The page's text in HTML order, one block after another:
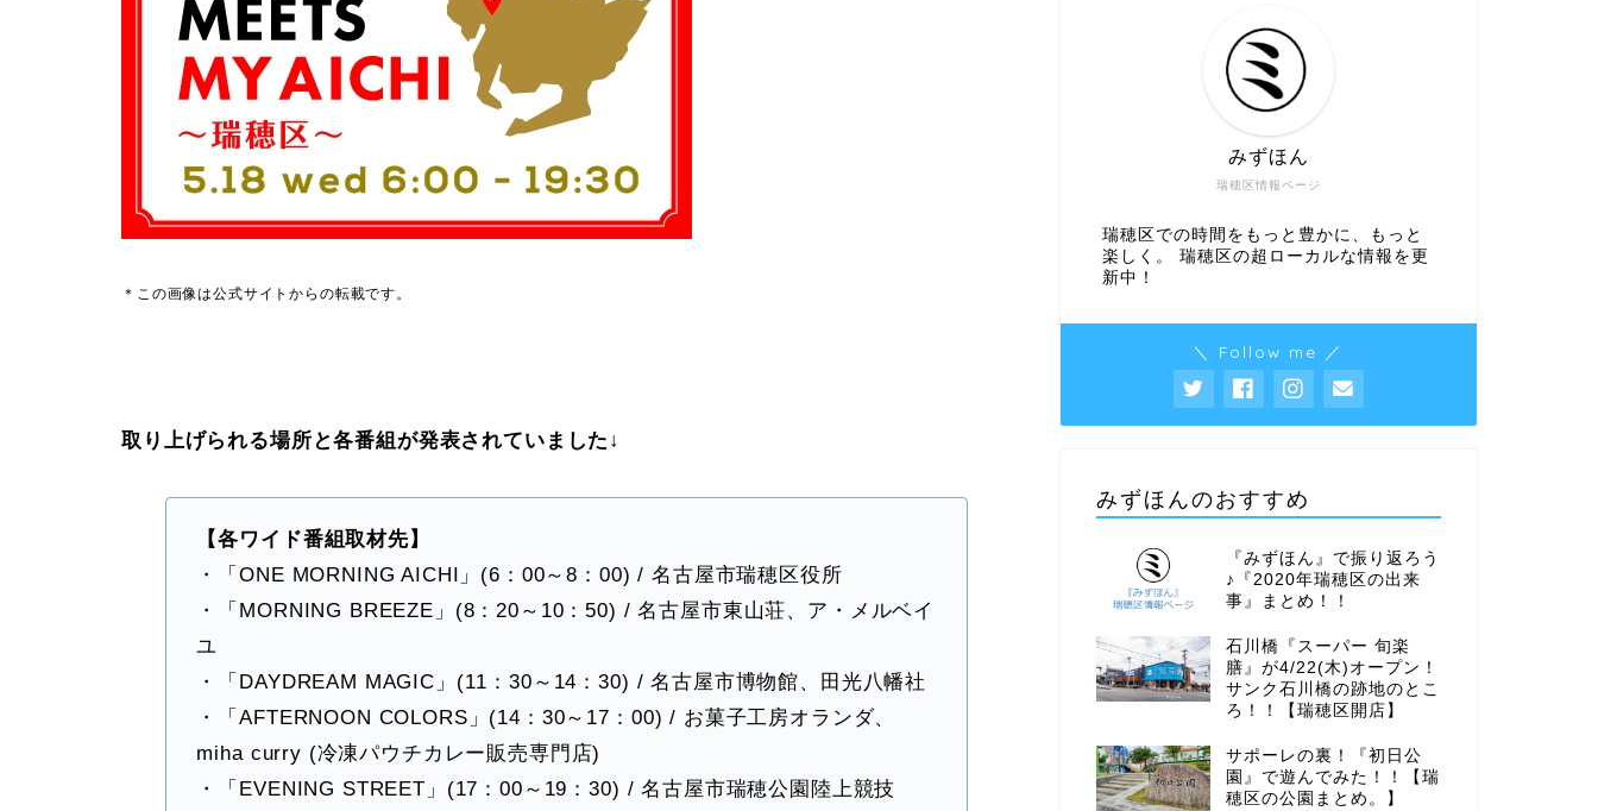
＊この画像は公式サイトからの転載です。
取り上げられる場所と各番組が発表されていました↓
【各ワイド番組取材先】
・「ONE MORNING AICHI」(6：00～8：00) / 名古屋市瑞穂区役所
・「MORNING BREEZE」(8：20～10：50) / 名古屋市東山荘、ア・メルベイ
ユ
・「DAYDREAM MAGIC」(11：30～14：30) / 名古屋市博物館、田光八幡社
・「AFTERNOON COLORS」(14：30～17：00) / お菓子工房オランダ、
miha curry (冷凍パウチカレー販売専門店)
・「EVENING STREET」(17：00～19：30) / 名古屋市瑞穂公園陸上競技
瑞穂区情報ページ
みずほん
瑞穂区での時間をもっと豊かに、もっと
楽しく。 瑞穂区の超ローカルな情報を更
新中！
＼ Follow me ／
みずほんのおすすめ
『みずほん』で振り返ろう
♪『2020年瑞穂区の出来
事』まとめ！！
石川橋『スーパー 旬楽
膳』が4/22(木)オープン！
サンク石川橋の跡地のとこ
ろ！！【瑞穂区開店】
サポーレの裏！『初日公
園』で遊んでみた！！【瑞
穂区の公園まとめ。】